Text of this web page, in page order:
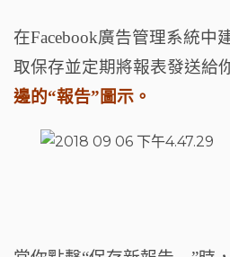
在Facebook廣告管理系統中
取保存並定期將報表發送給
邊的“報告”圖示。